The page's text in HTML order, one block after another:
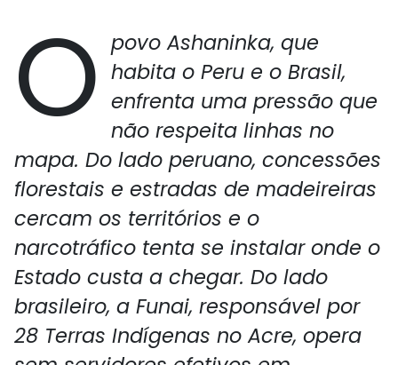
O povo Ashaninka, que
habita o Peru e o Brasil,
enfrenta uma pressão que
não respeita linhas no
mapa. Do lado peruano, concessões
florestais e estradas de madeireiras
cercam os territórios e o
narcotráfico tenta se instalar onde o
Estado custa a chegar. Do lado
brasileiro, a Funai, responsável por
28 Terras Indígenas no Acre, opera